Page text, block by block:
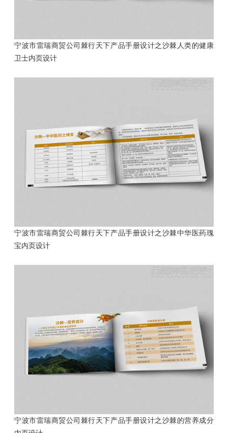
宁波市雷瑞商贸公司棘行天下产品手册设计之沙棘人类的健康
卫士内页设计
宁波市雷瑞商贸公司棘行天下产品手册设计之沙棘中华医药瑰
宝内页设计
宁波市雷瑞商贸公司棘行天下产品手册设计之沙棘的营养成分